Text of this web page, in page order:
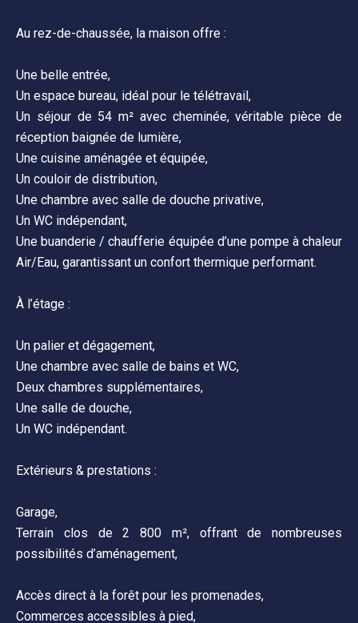
Au rez-de-chaussée, la maison offre :
Une belle entrée,
Un espace bureau, idéal pour le télétravail,
Un séjour de 54 m² avec cheminée, véritable pièce de
réception baignée de lumière,
Une cuisine aménagée et équipée,
Un couloir de distribution,
Une chambre avec salle de douche privative,
Un WC indépendant,
Une buanderie / chaufferie équipée d’une pompe à chaleur
Air/Eau, garantissant un confort thermique performant.
À l’étage :
Un palier et dégagement,
Une chambre avec salle de bains et WC,
Deux chambres supplémentaires,
Une salle de douche,
Un WC indépendant.
Extérieurs & prestations :
Garage,
Terrain clos de 2 800 m², offrant de nombreuses
possibilités d’aménagement,
Accès direct à la forêt pour les promenades,
Commerces accessibles à pied,